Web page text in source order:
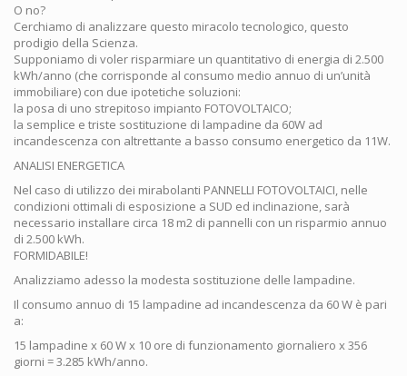
O no?
Cerchiamo di analizzare questo miracolo tecnologico, questo
prodigio della Scienza.
Supponiamo di voler risparmiare un quantitativo di energia di 2.500
kWh/anno (che corrisponde al consumo medio annuo di un’unità
immobiliare) con due ipotetiche soluzioni:
la posa di uno strepitoso impianto FOTOVOLTAICO;
la semplice e triste sostituzione di lampadine da 60W ad
incandescenza con altrettante a basso consumo energetico da 11W.
ANALISI ENERGETICA
Nel caso di utilizzo dei mirabolanti PANNELLI FOTOVOLTAICI, nelle
condizioni ottimali di esposizione a SUD ed inclinazione, sarà
necessario installare circa 18 m2 di pannelli con un risparmio annuo
di 2.500 kWh.
FORMIDABILE!
Analizziamo adesso la modesta sostituzione delle lampadine.
Il consumo annuo di 15 lampadine ad incandescenza da 60 W è pari
a:
15 lampadine x 60 W x 10 ore di funzionamento giornaliero x 356
giorni = 3.285 kWh/anno.